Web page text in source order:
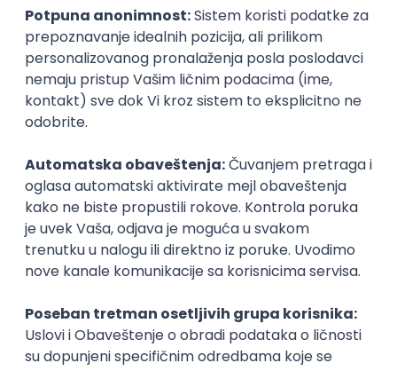
Udruženje studenata tehnike Evrope — BEST
Beograd, je apolitična, neprofitna i volonterska
organizacija koja više od 20 godina doprinosi razvoju
studenata tehničkotehnoloških i prirodno-
matematičkih fakulteta Univerziteta u Beogradu. Za
više informacija o našim projektima, misiji i viziji
Organizator
BEST
31. mart 2024.